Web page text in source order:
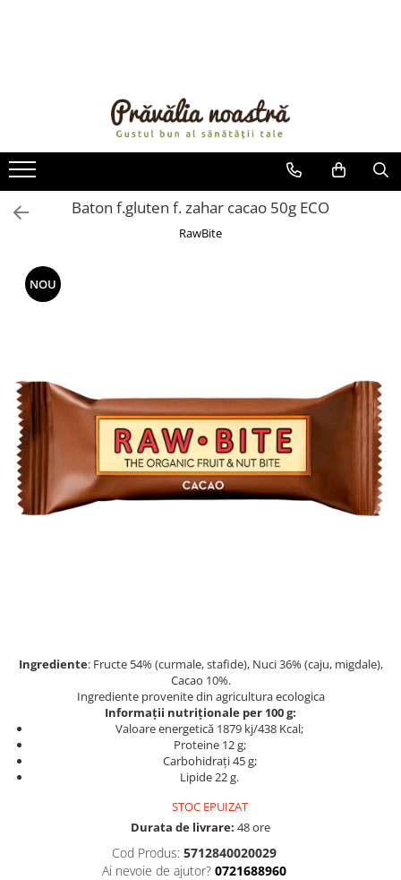
ULEIURI ȘI UNTURI
MĂSLINE
NUCI ȘI SEMINȚE
FRUCTE DESHIDRATATE
FRUCTE LA CONSERVĂ
OȚETURI ȘI SOSURI
OREZ ȘI CEREALE
PASTE
CREME ȘI PASTE TARTINABILE
CONDIMENTE
CEAIURI GRECEȘTI
CIOCOLATĂ ȘI CACAO
REMEDII NATURISTE
TOATE PRODUSELE
Baton f.gluten f. zahar cacao 50g ECO
RawBite
NOU
Ingrediente: Fructe 54% (curmale, stafide), Nuci 36% (caju, migdale),
Cacao 10%.
Ingrediente provenite din agricultura ecologica
Informații nutriționale per 100 g:
Valoare energetică 1879 kj/438 Kcal;
Proteine 12 g;
Carbohidrați 45 g;
Lipide 22 g.
STOC EPUIZAT
Durata de livrare: 48 ore
Cod Produs: 5712840020029
Ai nevoie de ajutor? 0721688960